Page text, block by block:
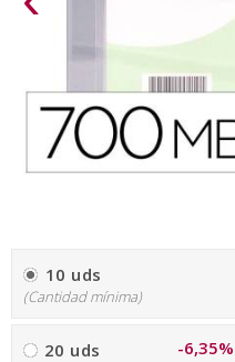
10 uds
(Cantidad mínima)
20 uds -